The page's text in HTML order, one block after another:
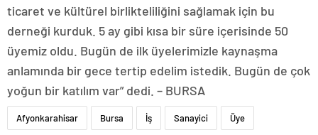
ticaret ve kültürel birlikteliliğini sağlamak için bu
derneği kurduk. 5 ay gibi kısa bir süre içerisinde 50
üyemiz oldu. Bugün de ilk üyelerimizle kaynaşma
anlamında bir gece tertip edelim istedik. Bugün de çok
yoğun bir katılım var” dedi. – BURSA
Afyonkarahisar Bursa İş Sanayici Üye